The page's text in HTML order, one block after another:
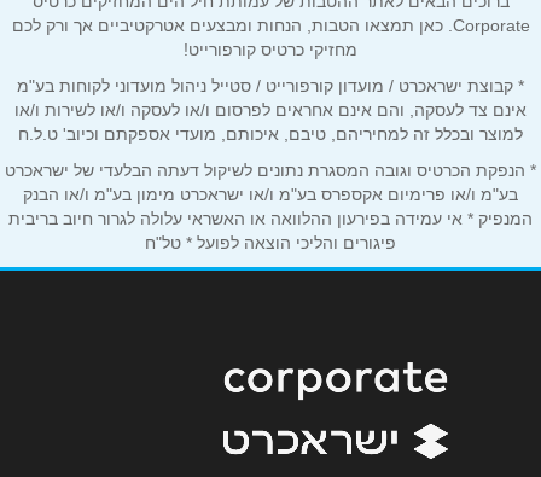
נושא*
אנא חזרו אלי בקשר ל...
Corporate. כאן תמצאו הטבות, הנחות ומבצעים אטרקטיביים אך ורק לכם
מחזיקי כרטיס קורפורייט!
* קבוצת ישראכרט / מועדון קורפורייט / סטייל ניהול מועדוני לקוחות בע"מ
אינם צד לעסקה, והם אינם אחראים לפרסום ו/או לעסקה ו/או לשירות ו/או
למוצר ובכלל זה למחיריהם, טיבם, איכותם, מועדי אספקתם וכיוב' ט.ל.ח
* הנפקת הכרטיס וגובה המסגרת נתונים לשיקול דעתה הבלעדי של ישראכרט
בע"מ ו/או פרימיום אקספרס בע"מ ו/או ישראכרט מימון בע"מ ו/או הבנק
המנפיק * אי עמידה בפירעון ההלוואה או האשראי עלולה לגרור חיוב בריבית
פיגורים והליכי הוצאה לפועל * טל"ח